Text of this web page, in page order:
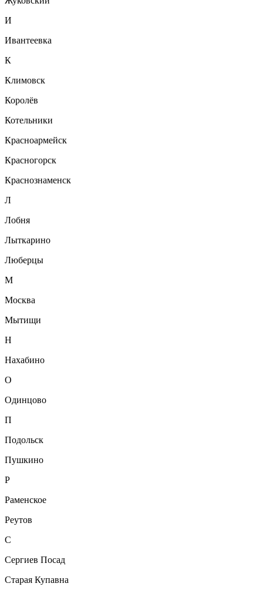
И
Ивантеевка
К
Климовск
Королёв
Котельники
Красноармейск
Красногорск
Краснознаменск
Л
Лобня
Лыткарино
Люберцы
М
Москва
Мытищи
Н
Нахабино
О
Одинцово
П
Подольск
Пушкино
Р
Раменское
Реутов
С
Сергиев Посад
Старая Купавна